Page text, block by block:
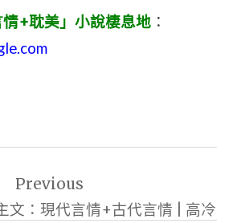
+耽美」小說棲息地 ：
Previous
文：現代言情+古代言情 | 高冷